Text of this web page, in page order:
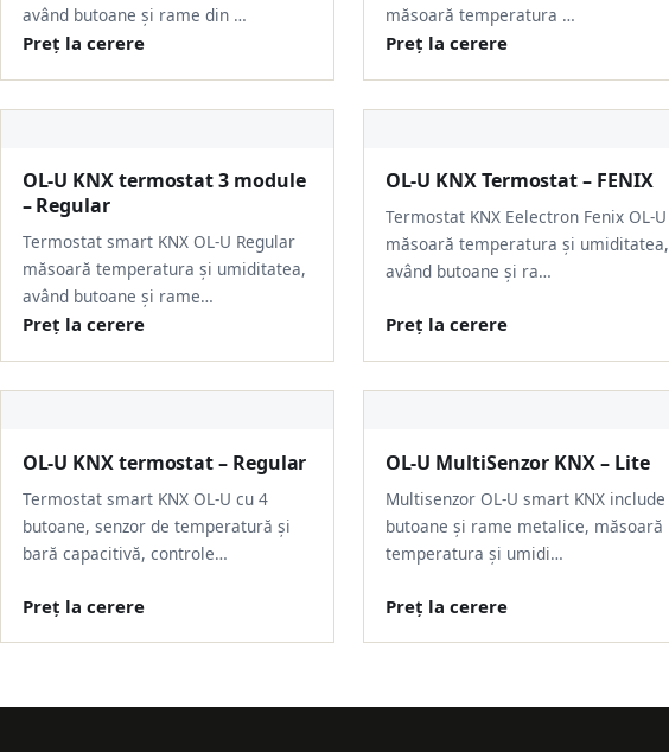
având butoane și rame din …
Preț la cerere
măsoară temperatura …
Preț la cerere
OL-U KNX termostat 3 module
– Regular
Termostat smart KNX OL-U Regular
măsoară temperatura și umiditatea,
având butoane și rame…
Preț la cerere
OL-U KNX Termostat – FENIX
Termostat KNX Eelectron Fenix OL-U
măsoară temperatura și umiditatea,
având butoane și ra…
Preț la cerere
OL-U KNX termostat – Regular
Termostat smart KNX OL-U cu 4
butoane, senzor de temperatură și
bară capacitivă, controle…
Preț la cerere
OL-U MultiSenzor KNX – Lite
Multisenzor OL-U smart KNX include
butoane și rame metalice, măsoară
temperatura și umidi…
Preț la cerere